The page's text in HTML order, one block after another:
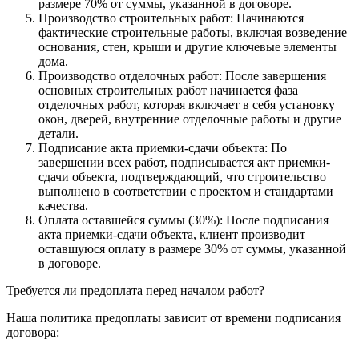
размере 70% от суммы, указанной в договоре.
Производство строительных работ: Начинаются
фактические строительные работы, включая возведение
основания, стен, крыши и другие ключевые элементы
дома.
Производство отделочных работ: После завершения
основных строительных работ начинается фаза
отделочных работ, которая включает в себя установку
окон, дверей, внутренние отделочные работы и другие
детали.
Подписание акта приемки-сдачи объекта: По
завершении всех работ, подписывается акт приемки-
сдачи объекта, подтверждающий, что строительство
выполнено в соответствии с проектом и стандартами
качества.
Оплата оставшейся суммы (30%): После подписания
акта приемки-сдачи объекта, клиент производит
оставшуюся оплату в размере 30% от суммы, указанной
в договоре.
Требуется ли предоплата перед началом работ?
Наша политика предоплаты зависит от времени подписания
договора: